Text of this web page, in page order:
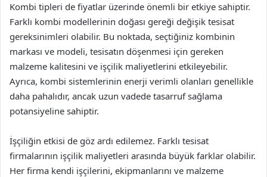
Kombi tipleri de fiyatlar üzerinde önemli bir etkiye sahiptir.
Farklı kombi modellerinin doğası gereği değişik tesisat
gereksinimleri olabilir. Bu noktada, seçtiğiniz kombinin
markası ve modeli, tesisatın döşenmesi için gereken
malzeme kalitesini ve işçilik maliyetlerini etkileyebilir.
Ayrıca, kombi sistemlerinin enerji verimli olanları genellikle
daha pahalıdır, ancak uzun vadede tasarruf sağlama
potansiyeline sahiptir.
İşçiliğin etkisi de göz ardı edilemez. Farklı tesisat
firmalarının işçilik maliyetleri arasında büyük farklar olabilir.
Her firma kendi işçilerini, ekipmanlarını ve malzeme